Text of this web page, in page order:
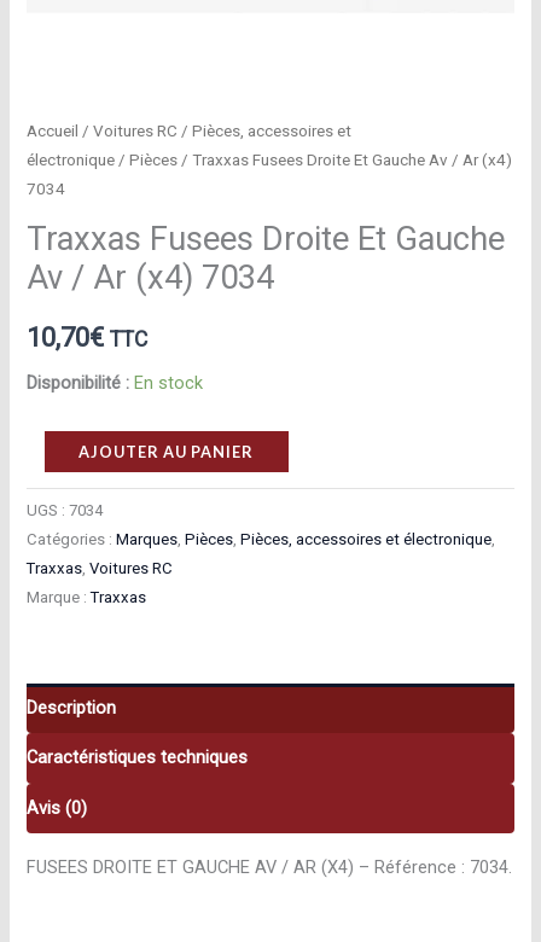
Accueil /Voitures RC /Pièces, accessoires et
électronique /Pièces / Traxxas Fusees Droite Et Gauche Av / Ar (x4)
7034
Traxxas Fusees Droite Et Gauche
Av / Ar (x4) 7034
10,70€ TTC
Disponibilité : En stock
quantité
de
Traxxas
Fusees
Droite
Et
/
Ar
7034
AJOUTER AU PANIER
UGS :7034
Catégories :Marques,Pièces,Pièces, accessoires et électronique,
Traxxas,Voitures RC
Marque :Traxxas
Description
Caractéristiques techniques
Avis (0)
FUSEES DROITE ET GAUCHE AV / AR (X4) – Référence : 7034.